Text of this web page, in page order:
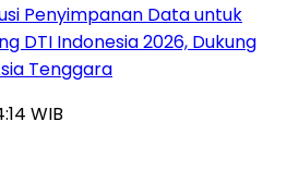
Penyimpanan Data untuk
DTI Indonesia 2026, Dukung
Tenggara
WIB